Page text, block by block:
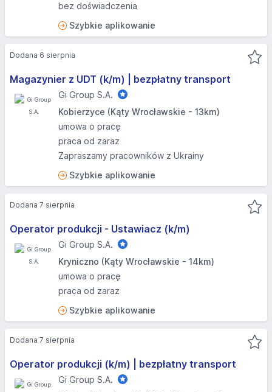
bez doświadczenia
Szybkie aplikowanie
Magazynier z UDT (k/m) | bezpłatny transport
Gi Group S.A.
Kobierzyce (Kąty Wrocławskie - 13km)
umowa o pracę
praca od zaraz
Zapraszamy pracowników z Ukrainy
Szybkie aplikowanie
Dodana 6 sierpnia
Operator produkcji - Ustawiacz (k/m)
Gi Group S.A.
Kryniczno (Kąty Wrocławskie - 14km)
umowa o pracę
praca od zaraz
Szybkie aplikowanie
Dodana 7 sierpnia
Operator produkcji (k/m) | bezpłatny transport
Gi Group S.A.
Dodana 7 sierpnia